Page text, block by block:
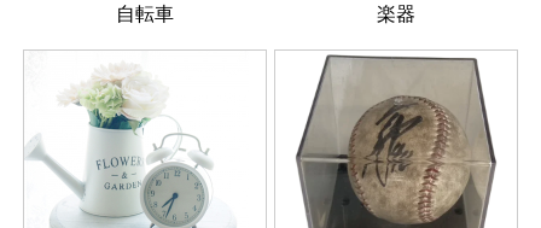
自転車 楽器